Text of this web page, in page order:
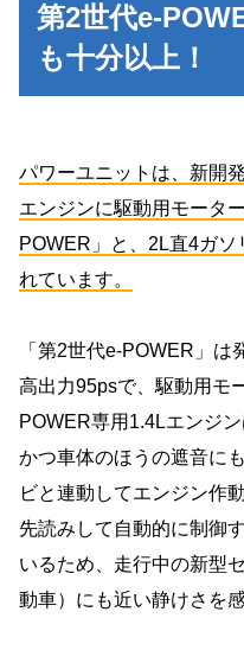
第2世代e-
も十分以上！
パワーユニットは、新開
エンジンに駆動用モータ
POWER」と、2L直4ガ
れています。
「第2世代e-POWER」
高出力95psで、駆動用モ
POWER専用1.4Lエンジ
かつ車体のほうの遮音に
ビと連動してエンジン作
先読みして自動的に制御
いるため、走行中の新型
動車）にも近い静けさを